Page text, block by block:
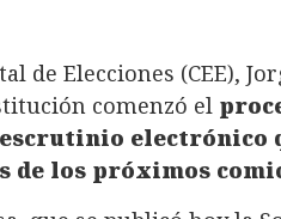
de Elecciones (CEE),
comenzó el
electrónico
los próximos